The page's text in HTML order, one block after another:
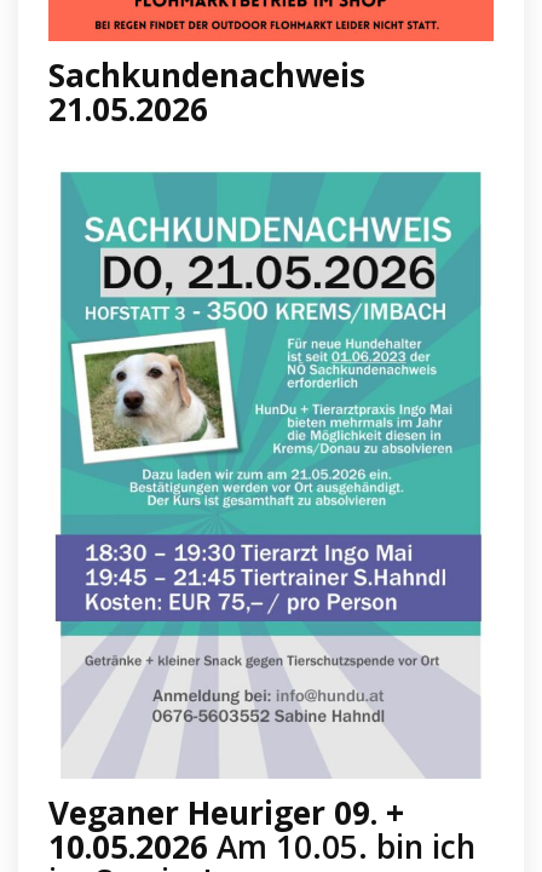
Sachkundenachweis
21.05.2026
Veganer Heuriger 09. +
10.05.2026 Am 10.05. bin ich